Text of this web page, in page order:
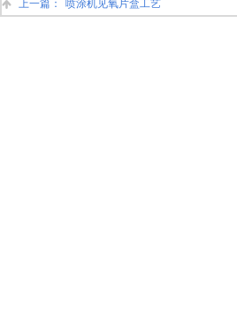
上一篇： 喷涂机见氧片盒工艺